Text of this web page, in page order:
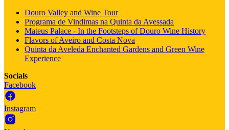
Douro Valley and Wine Tour
Programa de Vindimas na Quinta da Avessada
Mateus Palace - In the Footsteps of Douro Wine History
Flavors of Aveiro and Costa Nova
Quinta da Aveleda Enchanted Gardens and Green Wine
Experience
Socials
Facebook
Instagram